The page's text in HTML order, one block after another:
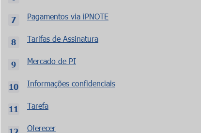
Pagamentos via iPNOTE
Tarifas de Assinatura
Mercado de PI
Informações confidenciais
Tarefa
Oferecer